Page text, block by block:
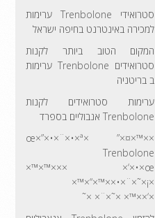
סטרואידי Trenbolone ערימות
למכירה באינטרנט בחיפה ישראל
המקום הטוב ביותר לקנות
סטרואידים Trenbolone ערימות
ב בריטניה
ערימות סטרואידים לקנות
Trenbolone אנבוליים בספרד
××™×¤×” ×œ×”×•×¨×•×ª
Trenbolone
×× ×‘×•×œ×™×™×
×¡×˜×¨×•××™×“×™×
×‘××™× ×˜×¨× ×˜